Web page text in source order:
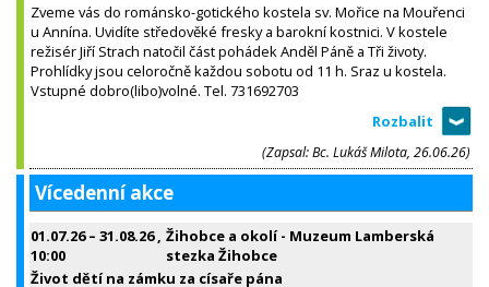
Zveme vás do románsko-gotického kostela sv. Mořice na Mouřenci
u Annína. Uvidíte středověké fresky a barokní kostnici. V kostele
režisér Jiří Strach natočil část pohádek Anděl Páně a Tři životy.
Prohlídky jsou celoročně každou sobotu od 11 h. Sraz u kostela.
Vstupné dobro(libo)volné. Tel. 731692703
(Zapsal: Bc. Lukáš Milota, 26.06.26)
Vícedenní akce
01.07.26– 31.08.26,
10:00
Žihobce a okolí - Muzeum Lamberská
stezka Žihobce
Život dětí na zámku za císaře pána